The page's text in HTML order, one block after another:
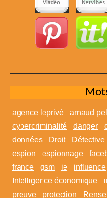
agence leprivé arnaud
cybercriminalité
danger
données
Droit Détective
espion
espionnage
france
gsm ie influence
Intelligence économique
preuve
protection